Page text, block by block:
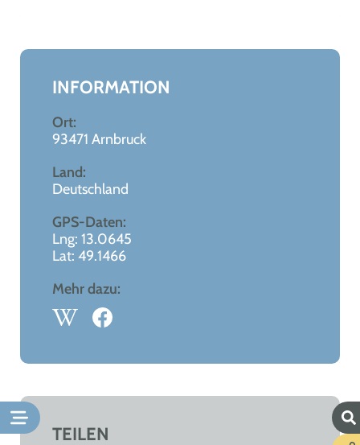
INFORMATION
Ort:
93471 Arnbruck
Land:
Deutschland
GPS-Daten:
Lng: 13.0645
Lat: 49.1466
Mehr dazu:
TEILEN